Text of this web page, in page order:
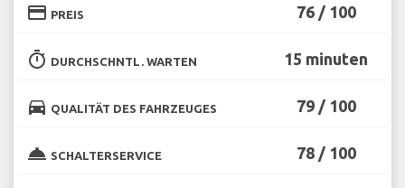
credit_card PREIS 76 / 100
timer DURCHSCHNTL. WARTEN 15 minuten
directions_car QUALITÄT DES FAHRZEUGES 79 / 100
room_service SCHALTERSERVICE 78 / 100